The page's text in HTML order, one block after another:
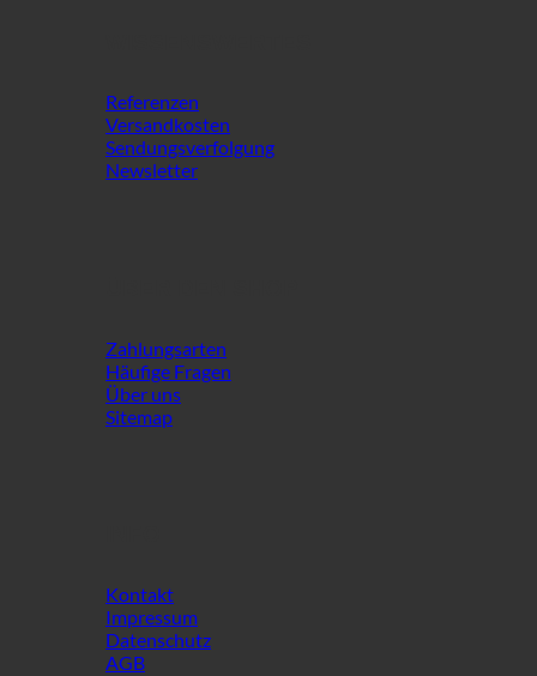
Referenzen
Versandkosten
Sendungsverfolgung
Newsletter
Zahlungsarten
Häufige Fragen
Über uns
Sitemap
Kontakt
Impressum
Datenschutz
AGB